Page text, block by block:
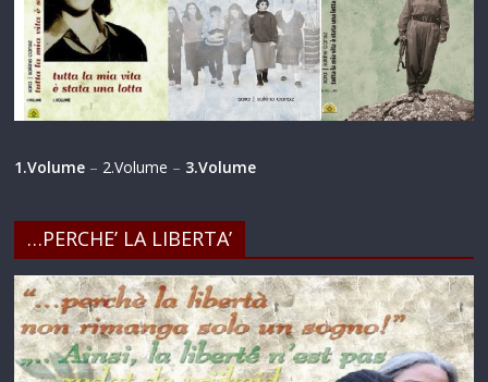
1.Volume – 2.Volume – 3.Volume
…PERCHE’ LA LIBERTA’